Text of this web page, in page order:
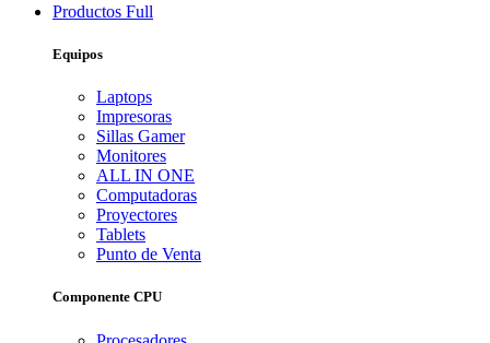
Productos Full
Equipos
Laptops
Impresoras
Sillas Gamer
Monitores
ALL IN ONE
Computadoras
Proyectores
Tablets
Punto de Venta
Componente CPU